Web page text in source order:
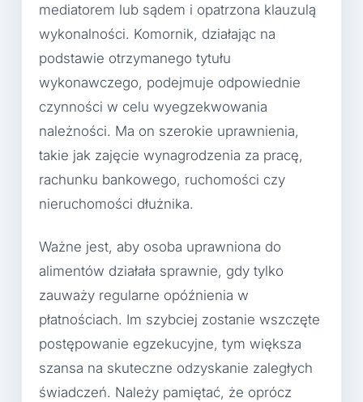
mediatorem lub sądem i opatrzona klauzulą
wykonalności. Komornik, działając na
podstawie otrzymanego tytułu
wykonawczego, podejmuje odpowiednie
czynności w celu wyegzekwowania
należności. Ma on szerokie uprawnienia,
takie jak zajęcie wynagrodzenia za pracę,
rachunku bankowego, ruchomości czy
nieruchomości dłużnika.
Ważne jest, aby osoba uprawniona do
alimentów działała sprawnie, gdy tylko
zauważy regularne opóźnienia w
płatnościach. Im szybciej zostanie wszczęte
postępowanie egzekucyjne, tym większa
szansa na skuteczne odzyskanie zaległych
świadczeń. Należy pamiętać, że oprócz